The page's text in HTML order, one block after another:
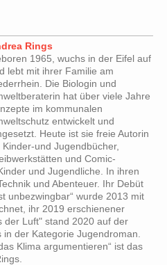
Rings
1965, wuchs in der Eifel auf
lebt mit ihrer Familie am
Die Biologin und
hat über viele Jahre
im kommunalen
entwickelt und
Heute ist sie freie Autorin
Kinder-und Jugendbücher,
und Comic-
und Jugendliche. In ihren
und Abenteuer. Ihr Debüt
unbezwingbar“ wurde 2013 mit
ihr 2019 erschienener
der Luft" stand 2020 auf der
der Kategorie Jugendroman.
Klima argumentieren“ ist das